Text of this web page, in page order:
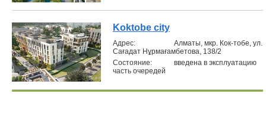
Koktobe city
Aдрес:
Алматы, мкр. Кок-тобе, ул.
Сағадат Нұрмағамбетова, 138/2
Состояние:
введена в эксплуатацию
часть очередей